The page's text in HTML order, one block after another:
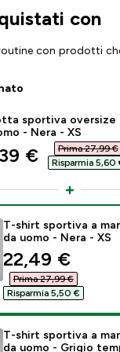
con
con prodotti
sportiva oversize
- Nera - XS
price
€‎
Prima 27,99 €‎
Risparmia 5,60
questo prodotto -
T-shirt sportiva a
da uomo - Nera - XS
discounted
22,49 €‎
Prima 27,99 €‎
Risparmia 5,50 €‎
T-shirt sportiva a
da uomo - Grigio